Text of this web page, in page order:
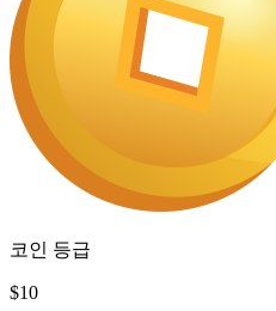
코인 등급
$10